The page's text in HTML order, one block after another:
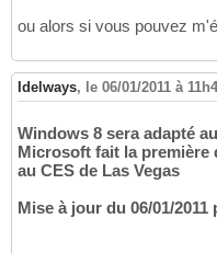
ou alors si vous pouvez
Idelways, le 06/01/2011 à
Windows 8 sera adapté
Microsoft fait la
au CES de Las Vegas
Mise à jour du 06/01/2011